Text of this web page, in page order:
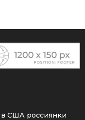
США россиянки